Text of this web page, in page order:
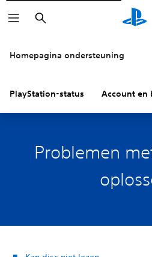
Zoeken
Homepagina ondersteuning
PlayStation-status Account en
Problemen